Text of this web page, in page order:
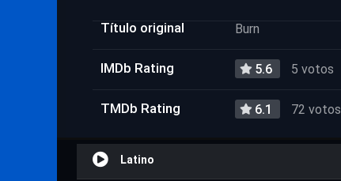
Título original Burn
IMDb Rating 5.6 5 votos
TMDb Rating 6.1 72 votos
Latino